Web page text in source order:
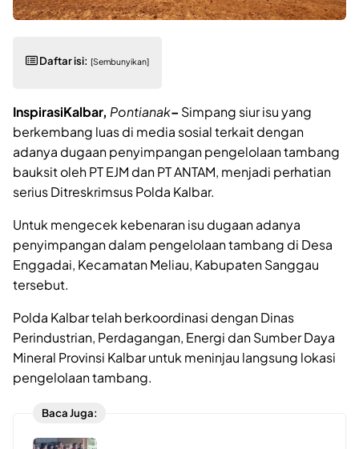
Daftar isi: [Sembunyikan]
InspirasiKalbar, Pontianak– Simpang siur isu yang
berkembang luas di media sosial terkait dengan
adanya dugaan penyimpangan pengelolaan tambang
bauksit oleh PT EJM dan PT ANTAM, menjadi perhatian
serius Ditreskrimsus Polda Kalbar.
Untuk mengecek kebenaran isu dugaan adanya
penyimpangan dalam pengelolaan tambang di Desa
Enggadai, Kecamatan Meliau, Kabupaten Sanggau
tersebut.
Polda Kalbar telah berkoordinasi dengan Dinas
Perindustrian, Perdagangan, Energi dan Sumber Daya
Mineral Provinsi Kalbar untuk meninjau langsung lokasi
pengelolaan tambang.
Baca Juga: